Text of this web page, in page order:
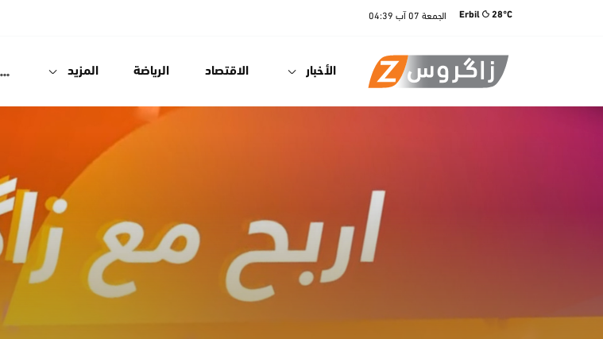
Erbil 28°C الجمعة 07 آب 04:39
الأخبار الاقتصاد الرياضة المزيد